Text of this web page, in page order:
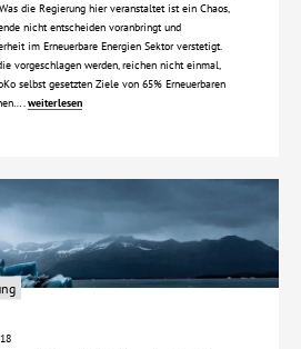
die Regierung hier veranstaltet ist ein Chaos,
nicht entscheiden voranbringt und
im Erneuerbare Energien Sektor verstetigt.
vorgeschlagen werden, reichen nicht einmal,
selbst gesetzten Ziele von 65% Erneuerbaren
weiterlesen